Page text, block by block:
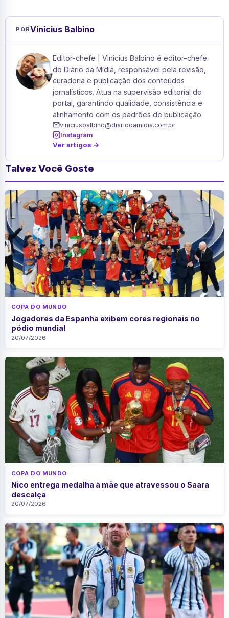
PORVinicius Balbino
Editor-chefe | Vinicius Balbino é editor-chefe
do Diário da Mídia, responsável pela revisão,
curadoria e publicação dos conteúdos
jornalísticos. Atua na supervisão editorial do
portal, garantindo qualidade, consistência e
alinhamento com os padrões de publicação.
viniciusbalbino@diariodamidia.com.br
Instagram
Ver artigos →
Talvez Você Goste
COPA DO MUNDO
Jogadores da Espanha exibem cores regionais no
pódio mundial
20/07/2026
COPA DO MUNDO
Nico entrega medalha à mãe que atravessou o Saara
descalça
20/07/2026